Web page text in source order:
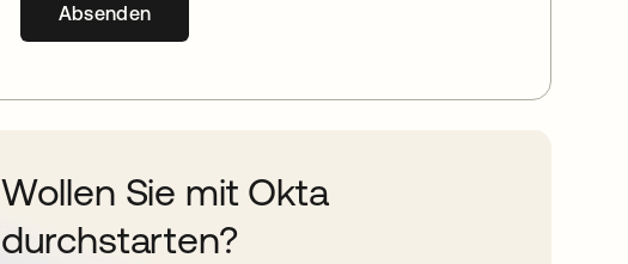
Absenden
Wollen Sie mit Okta
durchstarten?